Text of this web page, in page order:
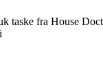
taske fra House